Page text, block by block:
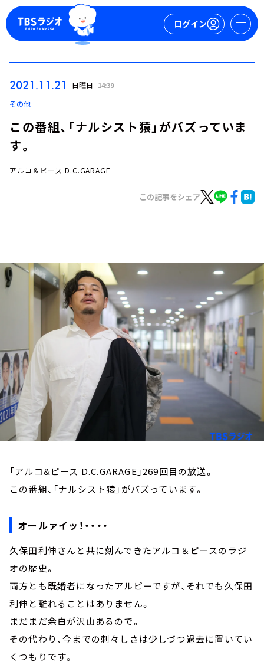
ログイン
お知らせ
イベント・グッズ
YouTube
会社情報
2021.11.21 日曜日 14:39
その他
この番組、「ナルシスト猿」がバズっていま
す。
アルコ＆ピース D.C.GARAGE
この記事をシェア
「アルコ&ピース D.C.GARAGE」269回目の放送。
この番組、「ナルシスト猿」がバズっています。
オールァイッ！・・・・
久保田利伸さんと共に刻んできたアルコ＆ピースのラジ
オの歴史。
両方とも既婚者になったアルピーですが、それでも久保田
利伸と離れることはありません。
まだまだ余白が沢山あるので。
その代わり、今までの刺々しさは少しづつ過去に置いてい
くつもりです。